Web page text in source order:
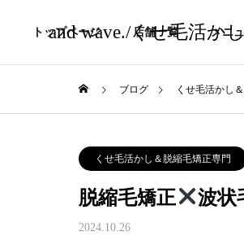
and wave./くせ毛活か
トップページ 店舗一覧 メニ
ブログ くせ毛活かし
くせ毛活かし＆脱縮毛矯正専門
脱縮毛矯正 波状
2024.10.26